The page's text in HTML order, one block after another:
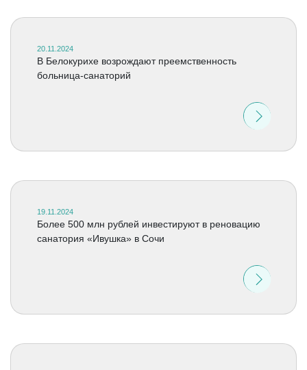
20.11.2024
В Белокурихе возрождают преемственность
больница-санаторий
19.11.2024
Более 500 млн рублей инвестируют в реновацию
санатория «Ивушка» в Сочи